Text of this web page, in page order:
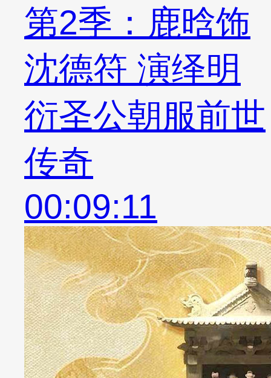
第2季：鹿晗饰
沈德符 演绎明
衍圣公朝服前世
传奇
00:09:11